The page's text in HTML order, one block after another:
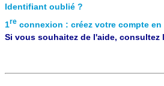
Identifiant oublié ?
1re connexion : créez votre compte en
Si vous souhaitez de l'aide, consultez